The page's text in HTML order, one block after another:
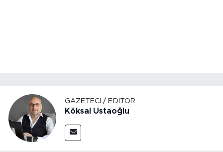
GAZETECI / EDITÖR
Köksal Ustaoğlu